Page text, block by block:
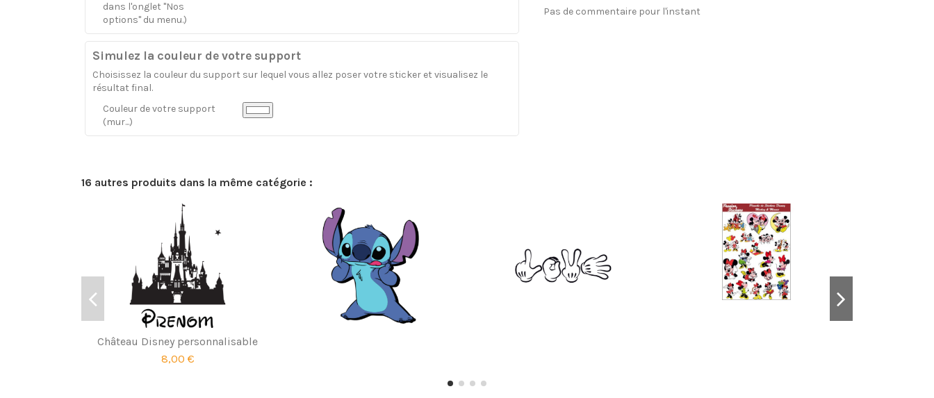
dans l'onglet "Nos
options" du menu.)
Simulez la couleur de votre support
Choisissez la couleur du support sur lequel vous allez poser votre sticker et visualisez le
résultat final.
Couleur de votre support
(mur...)
Pas de commentaire pour l'instant
16 autres produits dans la même catégorie :
Château Disney personnalisable
8,00 €